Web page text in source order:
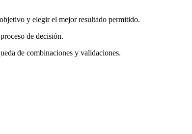
y elegir el mejor resultado permitido.
de decisión.
de combinaciones y validaciones.